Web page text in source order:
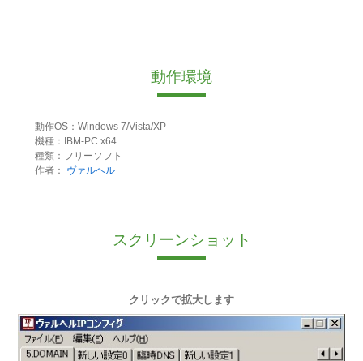
動作環境
動作OS：Windows 7/Vista/XP
機種：IBM-PC x64
種類：フリーソフト
作者：
ヴァルヘル
スクリーンショット
クリックで拡大します